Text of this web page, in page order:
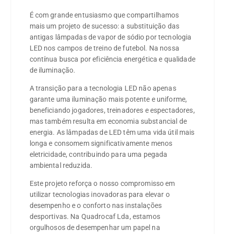
É com grande entusiasmo que compartilhamos
mais um projeto de sucesso: a substituição das
antigas lâmpadas de vapor de sódio por tecnologia
LED nos campos de treino de futebol. Na nossa
contínua busca por eficiência energética e qualidade
de iluminação.
A transição para a tecnologia LED não apenas
garante uma iluminação mais potente e uniforme,
beneficiando jogadores, treinadores e espectadores,
mas também resulta em economia substancial de
energia. As lâmpadas de LED têm uma vida útil mais
longa e consomem significativamente menos
eletricidade, contribuindo para uma pegada
ambiental reduzida.
Este projeto reforça o nosso compromisso em
utilizar tecnologias inovadoras para elevar o
desempenho e o conforto nas instalações
desportivas. Na Quadrocaf Lda, estamos
orgulhosos de desempenhar um papel na